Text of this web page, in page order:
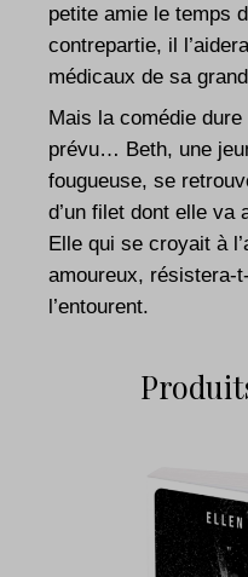
petite amie le temps
contrepartie, il
médicaux de sa
Mais la comédie
prévu… Beth, une
fougueuse, se
d’un filet dont elle va
Elle qui se croyait à
amoureux, résistera-
l’entourent.